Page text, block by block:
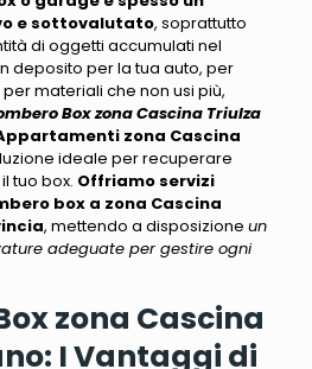
e sottovalutato, soprattutto
di oggetti accumulati nel
deposito per la tua auto, per
materiali che non usi più,
Box zona Cascina Triulza
zona Cascina
ideale per recuperare
tuo box. Offriamo servizi
box a zona Cascina
, mettendo a disposizione un
adeguate per gestire ogni
zona Cascina
I Vantaggi di